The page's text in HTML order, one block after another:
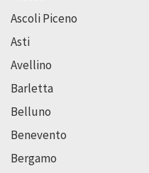
Ascoli Piceno
Asti
Avellino
Barletta
Belluno
Benevento
Bergamo